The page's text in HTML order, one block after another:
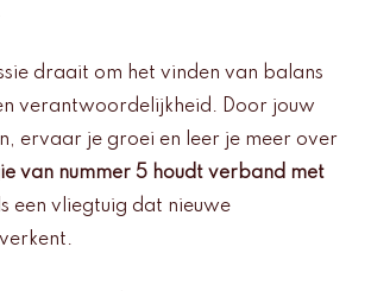
draait om het vinden van balans
verantwoordelijkheid. Door jouw
ervaar je groei en leer je meer over
van nummer 5 houdt verband met
een vliegtuig dat nieuwe